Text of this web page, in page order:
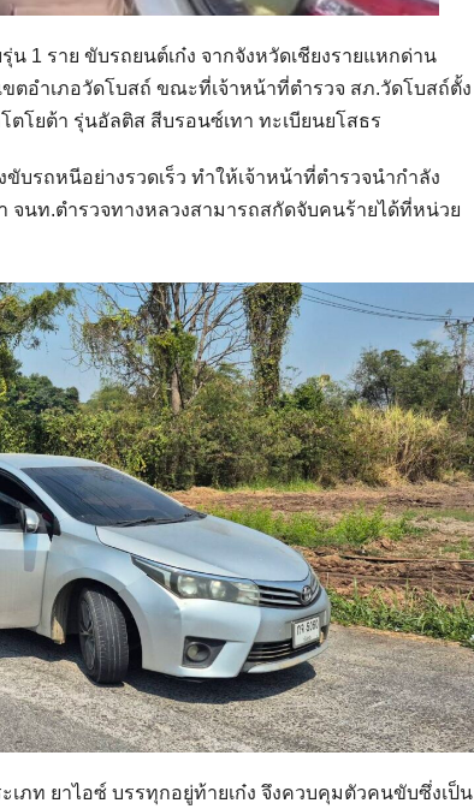
1 ราย ขับรถยนต์เก๋ง จากจังหวัดเชียงรายแหกด่าน
ตอำเภอวัดโบสถ์ ขณะที่เจ้าหน้าที่ตำรวจ สภ.วัดโบสถ์ตั้ง
โยต้า รุ่นอัลติส สีบรอนซ์เทา ทะเบียนยโสธร
บรถหนีอย่างรวดเร็ว ทำให้เจ้าหน้าที่ตำรวจนำกำลัง
นท.ตำรวจทางหลวงสามารถสกัดจับคนร้ายได้ที่หน่วย
ภท ยาไอซ์ บรรทุกอยู่ท้ายเก๋ง จึงควบคุมตัวคนขับซึ่งเป็น